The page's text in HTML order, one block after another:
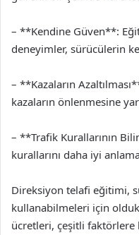
– **Kendine Güven**:
deneyimler, sürücülerin
– **Kazaların
kazaların önlenmesine
– **Trafik Kurallarının
kurallarını daha iyi
Direksiyon telafi eğitimi,
kullanabilmeleri için
ücretleri, çeşitli faktörlere